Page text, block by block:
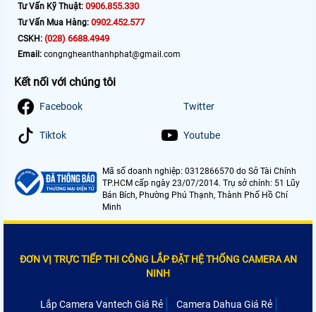
Tư Vấn Kỹ Thuật: 0906.855.330
Tư Vấn Mua Hàng: 0902.452.577
CSKH: (028) 6688.4949
Email: congngheanthanhphat@gmail.com
Kết nối với chúng tôi
Facebook Twitter
Tiktok Youtube
Mã số doanh nghiệp: 0312866570 do Sở Tài Chính
TP.HCM cấp ngày 23/07/2014. Trụ sở chính: 51 Lũy
Bán Bích, Phường Phú Thạnh, Thành Phố Hồ Chí
Minh
ĐƠN VỊ TRỰC TIẾP THI CÔNG LẮP ĐẶT HỆ THỐNG CAMERA AN
NINH
Lắp Camera Vantech Giá Rẻ Camera Dahua Giá Rẻ